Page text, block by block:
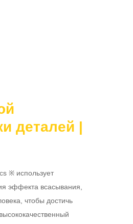
деталей |
※ использует
эффекта всасывания,
чтобы достичь